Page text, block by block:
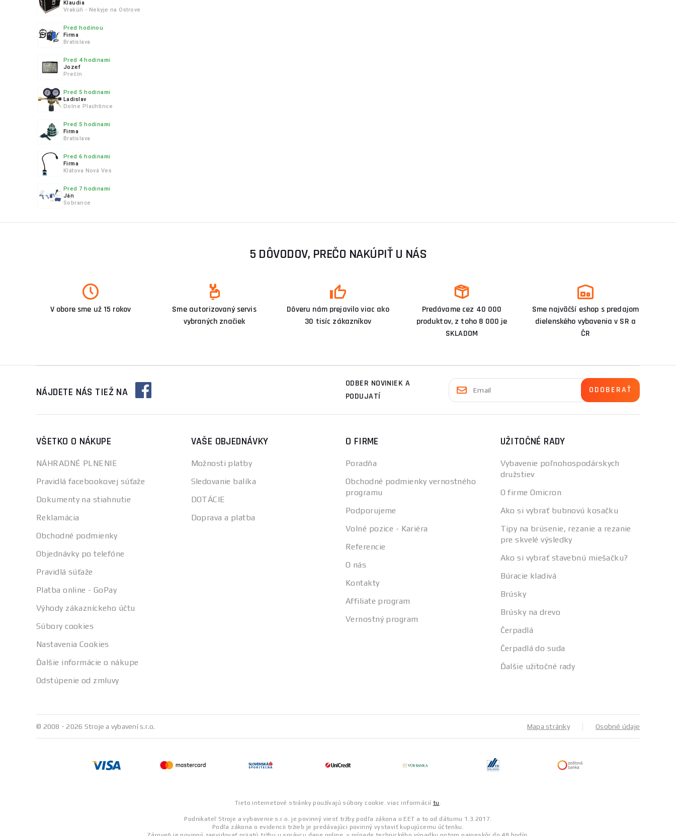
Klaudia
Vrakúň - Nekyje na Ostrove
Pred hodinou
Firma
Bratislava
Pred 4 hodinami
Jozef
Prečín
Pred 5 hodinami
Ladislav
Dolne Plachtince
Pred 5 hodinami
Firma
Bratislava
Pred 6 hodinami
Firma
Klátova Nová Ves
Pred 7 hodinami
Ján
Sobrance
5 DÔVODOV, PREČO NAKÚPIŤ U NÁS
V obore sme už 15 rokov
Sme autorizovaný servis
vybraných značiek
Dôveru nám prejavilo viac ako
30 tisíc zákazníkov
Predávame cez 40 000
produktov, z toho 8 000 je
SKLADOM
Sme najväčší eshop s predajom
dielenského vybavenia v SR a
ČR
NÁJDETE NÁS TIEŽ NA
ODBER NOVINIEK A
PODUJATÍ
VŠETKO O NÁKUPE
NÁHRADNÉ PLNENIE
Pravidlá facebookovej súťaže
Dokumenty na stiahnutie
Reklamácia
Obchodné podmienky
Objednávky po telefóne
Pravidlá súťaže
Platba online - GoPay
Výhody zákazníckeho účtu
Súbory cookies
Nastavenia Cookies
Ďalšie informácie o nákupe
Odstúpenie od zmluvy
VAŠE OBJEDNÁVKY
Možnosti platby
Sledovanie balíka
DOTÁCIE
Doprava a platba
O FIRME
Poradňa
Obchodné podmienky vernostného
programu
Podporujeme
Volné pozice - Kariéra
Referencie
O nás
Kontakty
Affiliate program
Vernostný program
UŽITOČNÉ RADY
Vybavenie poľnohospodárskych
družstiev
O firme Omicron
Ako si vybrať bubnovú kosačku
Tipy na brúsenie, rezanie a rezanie
pre skvelé výsledky
Ako si vybrať stavebnú miešačku?
Búracie kladivá
Brúsky
Brúsky na drevo
Čerpadlá
Čerpadlá do suda
Ďalšie užitočné rady
© 2008 - 2026 Stroje a vybavení s.r.o. Mapa stránky Osobné údaje
Tieto internetové stránky používajú súbory cookie. viac informácií tu .
Podnikateľ Stroje a vybavenie s.r.o. je povinný viesť tržby podľa zákona o EET a to od dátumu 1.3.2017.
Podľa zákona o evidencii tržieb je predávajúci povinný vystaviť kupujúcemu účtenku.